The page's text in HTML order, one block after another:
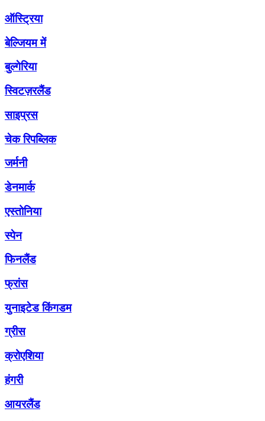
ऑस्ट्रिया
बेल्जियम में
बुल्गेरिया
स्विटज़रलैंड
साइप्रस
चेक रिपब्लिक
जर्मनी
डेनमार्क
एस्तोनिया
स्पेन
फिनलैंड
फ्रांस
युनाइटेड किंगडम
ग्रीस
क्रोएशिया
हंगरी
आयरलैंड